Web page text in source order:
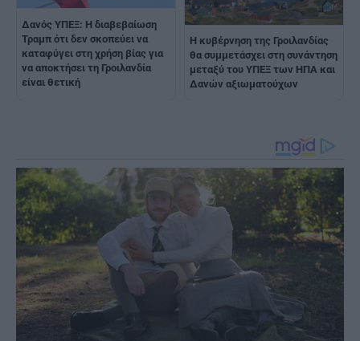
Δανός ΥΠΕΞ: Η διαβεβαίωση
Τραμπ ότι δεν σκοπεύει να
καταφύγει στη χρήση βίας για
να αποκτήσει τη Γροιλανδία
είναι θετική
Η κυβέρνηση της Γροιλανδίας
θα συμμετάσχει στη συνάντηση
μεταξύ του ΥΠΕΞ των ΗΠΑ και
Δανών αξιωματούχων